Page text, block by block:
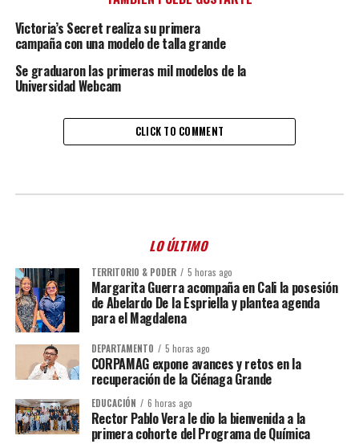
Victoria’s Secret realiza su primera
campaña con una modelo de talla grande
Se graduaron las primeras mil modelos de la
Universidad Webcam
CLICK TO COMMENT
LO ÚLTIMO
TERRITORIO & PODER 5 horas ago
Margarita Guerra acompaña en Cali la posesión
de Abelardo De la Espriella y plantea agenda
para el Magdalena
DEPARTAMENTO 5 horas ago
CORPAMAG expone avances y retos en la
recuperación de la Ciénaga Grande
EDUCACIÓN 6 horas ago
Rector Pablo Vera le dio la bienvenida a la
primera cohorte del Programa de Química